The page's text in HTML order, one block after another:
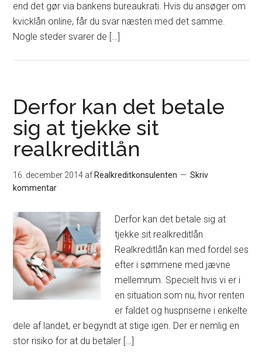
end det gør via bankens bureaukrati. Hvis du ansøger om
kvicklån online, får du svar næsten med det samme.
Nogle steder svarer de […]
Derfor kan det betale
sig at tjekke sit
realkreditlån
16. december 2014 af Realkreditkonsulenten
Skriv
kommentar
Derfor kan det betale sig at
tjekke sit realkreditlån
Realkreditlån kan med fordel ses
efter i sømmene med jævne
mellemrum. Specielt hvis vi er i
en situation som nu, hvor renten
er faldet og huspriserne i enkelte
dele af landet, er begyndt at stige igen. Der er nemlig en
stor risiko for at du betaler […]